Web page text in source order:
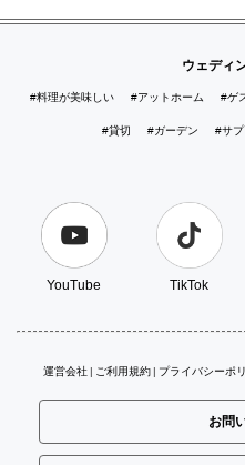
ウェディ
#料理が美味しい #アットホーム #ゲ
#貸切 #ガーデン #サ
YouTube TikTok
運営会社 ご利用規約 プライバシーポ
お問